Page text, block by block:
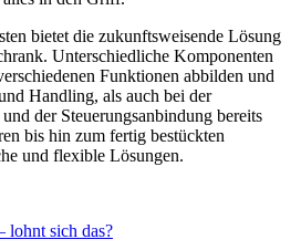
bietet die zukunftsweisende Lösung
Unterschiedliche Komponenten
Funktionen abbilden und
Handling, als auch bei der
der Steuerungsanbindung bereits
bis hin zum fertig bestückten
und flexible Lösungen.
lohnt sich das?